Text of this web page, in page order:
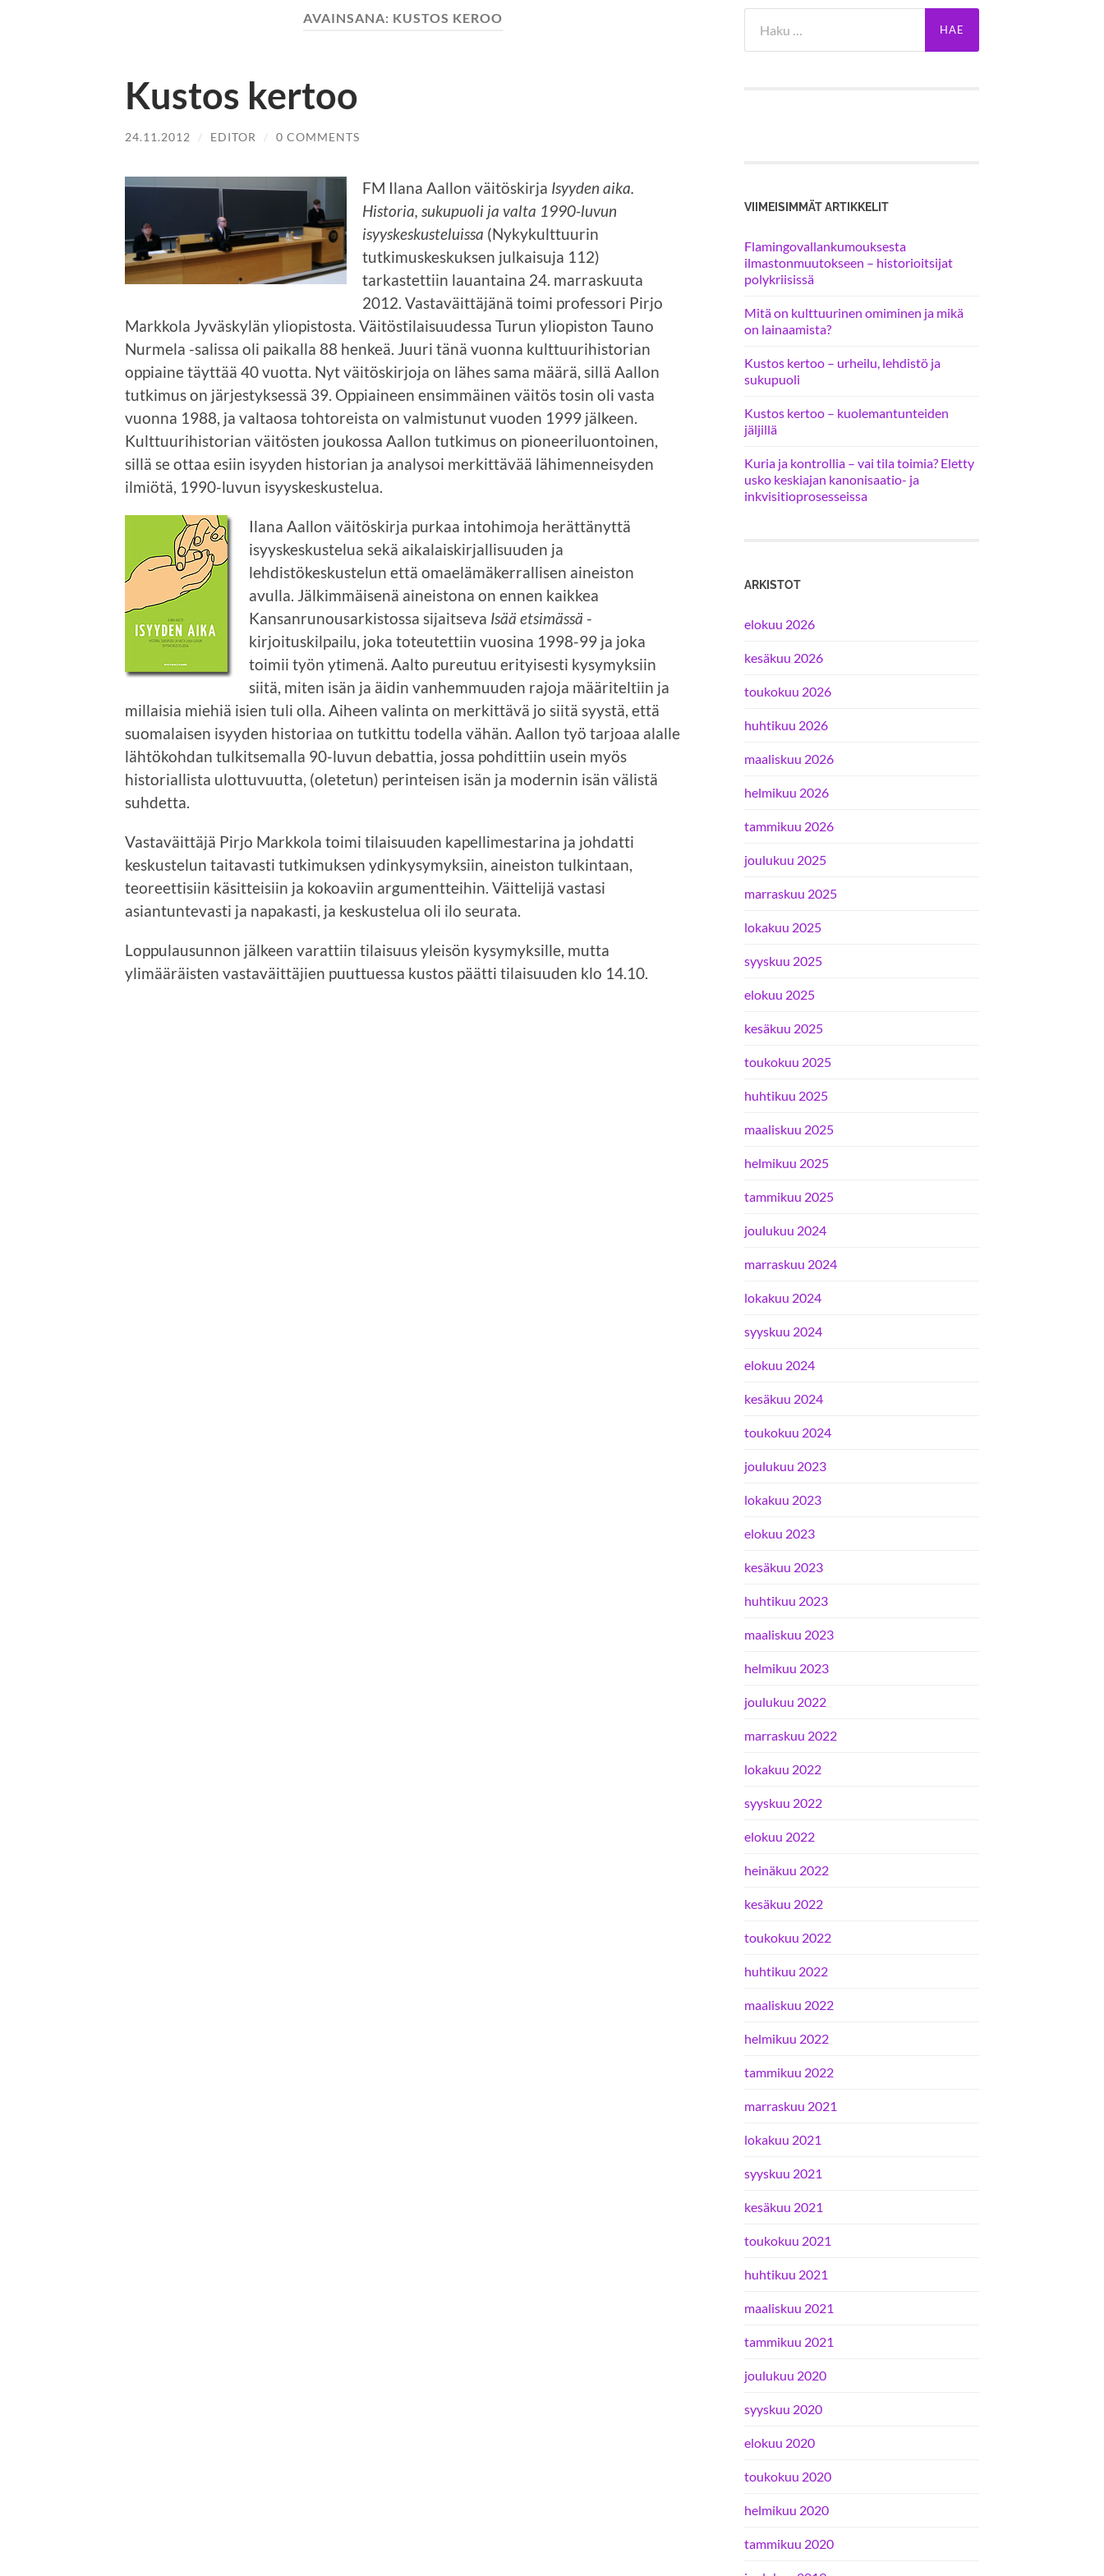
AVAINSANA: KUSTOS KEROO
Kustos kertoo
24.11.2012 / EDITOR / 0 COMMENTS
FM Ilana Aallon väitöskirja Isyyden aika.
Historia, sukupuoli ja valta 1990-luvun
isyyskeskusteluissa (Nykykulttuurin
tutkimuskeskuksen julkaisuja 112)
tarkastettiin lauantaina 24. marraskuuta
2012. Vastaväittäjänä toimi professori Pirjo
Markkola Jyväskylän yliopistosta. Väitöstilaisuudessa Turun yliopiston Tauno
Nurmela -salissa oli paikalla 88 henkeä. Juuri tänä vuonna kulttuurihistorian
oppiaine täyttää 40 vuotta. Nyt väitöskirjoja on lähes sama määrä, sillä Aallon
tutkimus on järjestyksessä 39. Oppiaineen ensimmäinen väitös tosin oli vasta
vuonna 1988, ja valtaosa tohtoreista on valmistunut vuoden 1999 jälkeen.
Kulttuurihistorian väitösten joukossa Aallon tutkimus on pioneeriluontoinen,
sillä se ottaa esiin isyyden historian ja analysoi merkittävää lähimenneisyden
ilmiötä, 1990-luvun isyyskeskustelua.
Ilana Aallon väitöskirja purkaa intohimoja herättänyttä
isyyskeskustelua sekä aikalaiskirjallisuuden ja
lehdistökeskustelun että omaelämäkerrallisen aineiston
avulla. Jälkimmäisenä aineistona on ennen kaikkea
Kansanrunousarkistossa sijaitseva Isää etsimässä -
kirjoituskilpailu, joka toteutettiin vuosina 1998-99 ja joka
toimii työn ytimenä. Aalto pureutuu erityisesti kysymyksiin
siitä, miten isän ja äidin vanhemmuuden rajoja määriteltiin ja
millaisia miehiä isien tuli olla. Aiheen valinta on merkittävä jo siitä syystä, että
suomalaisen isyyden historiaa on tutkittu todella vähän. Aallon työ tarjoaa alalle
lähtökohdan tulkitsemalla 90-luvun debattia, jossa pohdittiin usein myös
historiallista ulottuvuutta, (oletetun) perinteisen isän ja modernin isän välistä
suhdetta.
Vastaväittäjä Pirjo Markkola toimi tilaisuuden kapellimestarina ja johdatti
keskustelun taitavasti tutkimuksen ydinkysymyksiin, aineiston tulkintaan,
teoreettisiin käsitteisiin ja kokoaviin argumentteihin. Väittelijä vastasi
asiantuntevasti ja napakasti, ja keskustelua oli ilo seurata.
Loppulausunnon jälkeen varattiin tilaisuus yleisön kysymyksille, mutta
ylimääräisten vastaväittäjien puuttuessa kustos päätti tilaisuuden klo 14.10.
VIIMEISIMMÄT ARTIKKELIT
Flamingovallankumouksesta
ilmastonmuutokseen – historioitsijat
polykriisissä
Mitä on kulttuurinen omiminen ja mikä
on lainaamista?
Kustos kertoo – urheilu, lehdistö ja
sukupuoli
Kustos kertoo – kuolemantunteiden
jäljillä
Kuria ja kontrollia – vai tila toimia? Eletty
usko keskiajan kanonisaatio- ja
inkvisitioprosesseissa
ARKISTOT
elokuu 2026
kesäkuu 2026
toukokuu 2026
huhtikuu 2026
maaliskuu 2026
helmikuu 2026
tammikuu 2026
joulukuu 2025
marraskuu 2025
lokakuu 2025
syyskuu 2025
elokuu 2025
kesäkuu 2025
toukokuu 2025
huhtikuu 2025
maaliskuu 2025
helmikuu 2025
tammikuu 2025
joulukuu 2024
marraskuu 2024
lokakuu 2024
syyskuu 2024
elokuu 2024
kesäkuu 2024
toukokuu 2024
joulukuu 2023
lokakuu 2023
elokuu 2023
kesäkuu 2023
huhtikuu 2023
maaliskuu 2023
helmikuu 2023
joulukuu 2022
marraskuu 2022
lokakuu 2022
syyskuu 2022
elokuu 2022
heinäkuu 2022
kesäkuu 2022
toukokuu 2022
huhtikuu 2022
maaliskuu 2022
helmikuu 2022
tammikuu 2022
marraskuu 2021
lokakuu 2021
syyskuu 2021
kesäkuu 2021
toukokuu 2021
huhtikuu 2021
maaliskuu 2021
tammikuu 2021
joulukuu 2020
syyskuu 2020
elokuu 2020
toukokuu 2020
helmikuu 2020
tammikuu 2020